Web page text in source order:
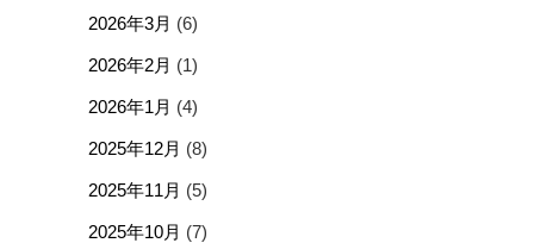
2026年3月 (6)
2026年2月 (1)
2026年1月 (4)
2025年12月 (8)
2025年11月 (5)
2025年10月 (7)